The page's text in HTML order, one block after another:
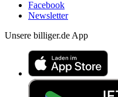
Facebook
Newsletter
Unsere billiger.de App